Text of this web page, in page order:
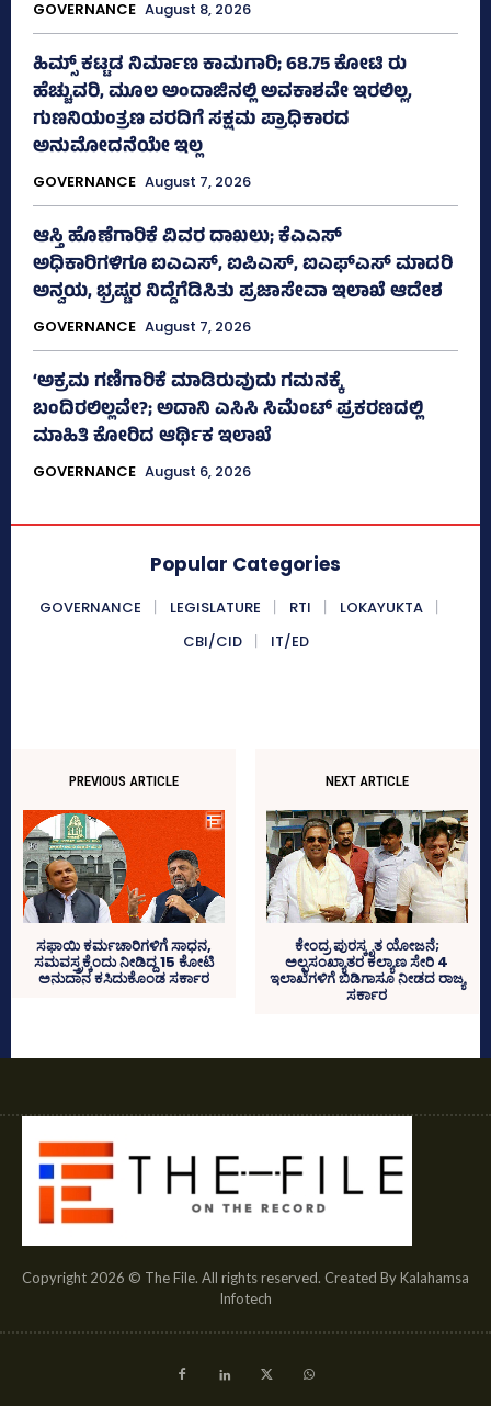
GOVERNANCE August 8, 2026
ಹಿಮ್ಸ್‌ ಕಟ್ಟಡ ನಿರ್ಮಾಣ ಕಾಮಗಾರಿ; 68.75 ಕೋಟಿ ರು
ಹೆಚ್ಚುವರಿ, ಮೂಲ ಅಂದಾಜಿನಲ್ಲಿ ಅವಕಾಶವೇ ಇರಲಿಲ್ಲ,
ಗುಣನಿಯಂತ್ರಣ ವರದಿಗೆ ಸಕ್ಷಮ ಪ್ರಾಧಿಕಾರದ
ಅನುಮೋದನೆಯೇ ಇಲ್ಲ
GOVERNANCE August 7, 2026
ಆಸ್ತಿ ಹೊಣೆಗಾರಿಕೆ ವಿವರ ದಾಖಲು; ಕೆಎಎಸ್
ಅಧಿಕಾರಿಗಳಿಗೂ ಐಎಎಸ್‌, ಐಪಿಎಸ್‌, ಐಎಫ್‌ಎಸ್‌ ಮಾದರಿ
ಅನ್ವಯ, ಭ್ರಷ್ಟರ ನಿದ್ದೆಗೆಡಿಸಿತು ಪ್ರಜಾಸೇವಾ ಇಲಾಖೆ ಆದೇಶ
GOVERNANCE August 7, 2026
‘ಅಕ್ರಮ ಗಣಿಗಾರಿಕೆ ಮಾಡಿರುವುದು ಗಮನಕ್ಕೆ
ಬಂದಿರಲಿಲ್ಲವೇ?; ಅದಾನಿ ಎಸಿಸಿ ಸಿಮೆಂಟ್ ಪ್ರಕರಣದಲ್ಲಿ
ಮಾಹಿತಿ ಕೋರಿದ ಆರ್ಥಿಕ ಇಲಾಖೆ
GOVERNANCE August 6, 2026
Popular Categories
GOVERNANCE LEGISLATURE RTI
LOKAYUKTA
CBI/CID
IT/ED
PREVIOUS ARTICLE
ಸಫಾಯಿ ಕರ್ಮಚಾರಿಗಳಿಗೆ ಸಾಧನ,
ಸಮವಸ್ತ್ರಕ್ಕೆಂದು ನೀಡಿದ್ದ 15 ಕೋಟಿ
ಅನುದಾನ ಕಸಿದುಕೊಂಡ ಸರ್ಕಾರ
NEXT ARTICLE
ಕೇಂದ್ರ ಪುರಸ್ಕೃತ ಯೋಜನೆ;
ಅಲ್ಪಸಂಖ್ಯಾತರ ಕಲ್ಯಾಣ ಸೇರಿ 4
ಇಲಾಖೆಗಳಿಗೆ ಬಿಡಿಗಾಸೂ ನೀಡದ ರಾಜ್ಯ
ಸರ್ಕಾರ
Copyright 2026 © The File. All rights reserved. Created By Kalahamsa
Infotech